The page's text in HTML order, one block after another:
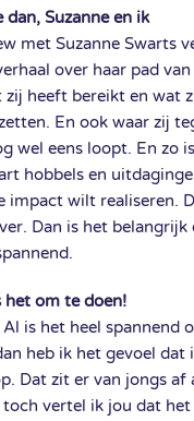
dan, Suzanne en ik
met Suzanne Swarts
over haar pad
heeft bereikt en wat
En ook waar zij
wel eens loopt. En zo
hobbels en
impact wilt realiseren.
Dan is het
het om te doen!
Al is het heel spannend
heb ik het gevoel dat
Dat zit er van jongs af
vertel ik jou dat het